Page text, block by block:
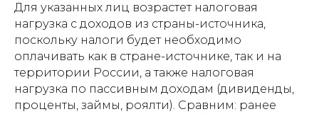
Для указанных лиц возрастет налоговая
нагрузка с доходов из страны-источника,
поскольку налоги будет необходимо
оплачивать как в стране-источнике, так и на
территории России, а также налоговая
нагрузка по пассивным доходам (дивиденды,
проценты, займы, роялти). Сравним: ранее